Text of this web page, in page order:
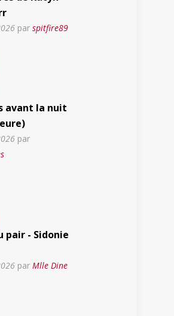
par spitfire89
avant la nuit
par
pair - Sidonie
par Mlle Dine